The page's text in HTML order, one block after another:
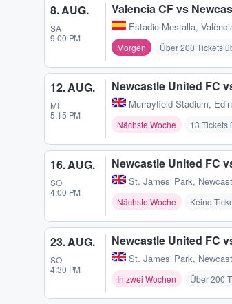
8. AUG.
SA
9:00 PM
Valencia CF vs
Estadio Mestalla,
Morgen Über 200 Tickets
12. AUG.
MI
5:15 PM
Newcastle United FC
Murrayfield Stadium,
Nächste Woche 13 Tickets
16. AUG.
SO
4:00 PM
Newcastle United FC
St. James' Park,
Nächste Woche Keine
23. AUG.
SO
4:30 PM
Newcastle United FC
St. James' Park,
In zwei Wochen Über 200